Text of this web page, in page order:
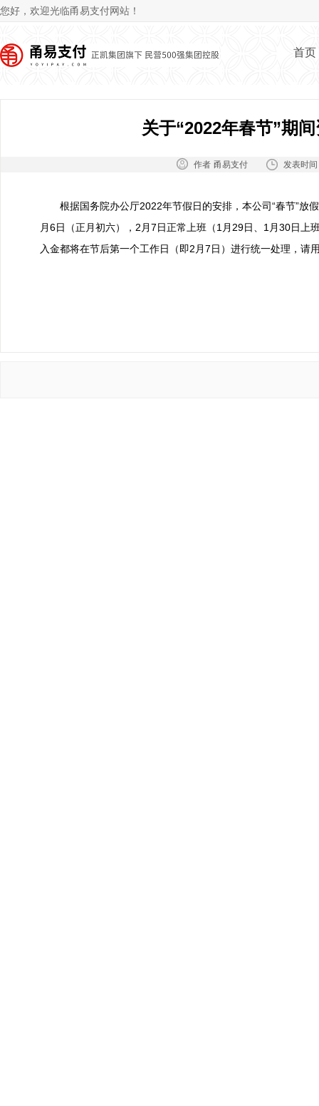
您好，欢迎光临甬易支付网站！
首页
关于“2022年春节”期
作者：甬易支付 发表时
根据国务院办公厅2022年节假日的安排，本公司“春节”放
月6日（正月初六），2月7日正常上班（1月29日、1月30日上
入金都将在节后第一个工作日（即2月7日）进行统一处理，请